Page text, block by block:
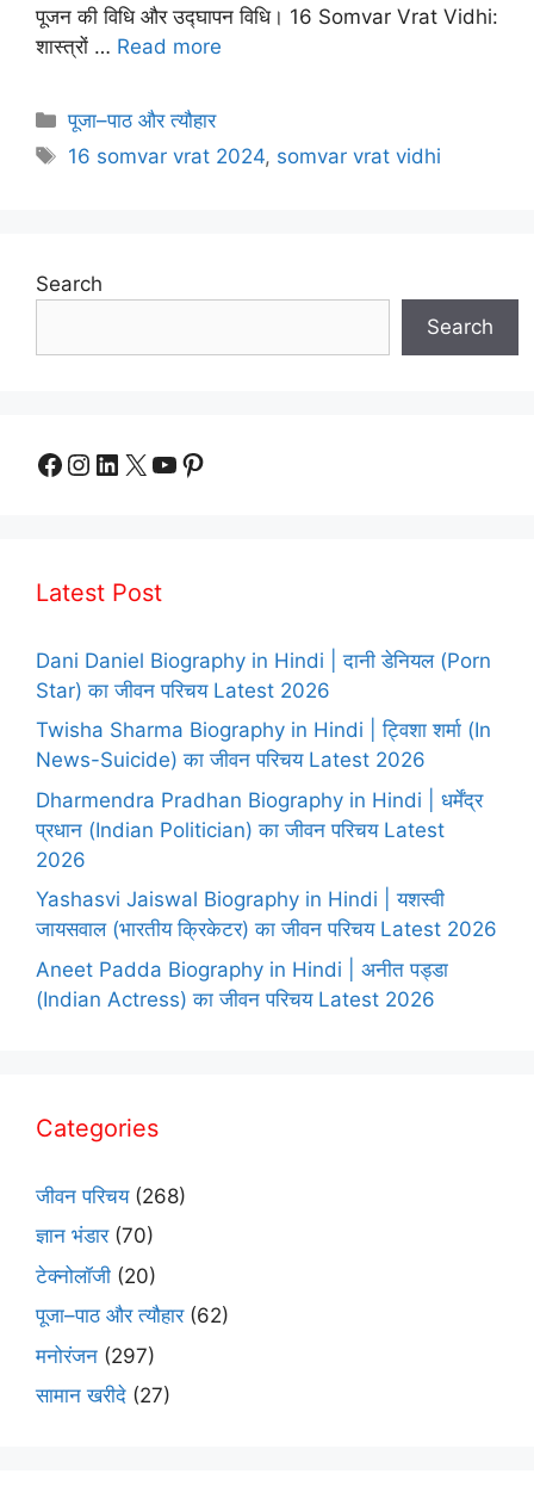
पूजन की विधि और उद्घापन विधि। 16 Somvar Vrat Vidhi:
शास्त्रों … Read more
Categories
पूजा–पाठ और त्यौहार
Tags
16 somvar vrat 2024, somvar vrat vidhi
Search
Search
Facebook
Instagram
LinkedIn
X YouTube
Pinterest
Latest Post
Dani Daniel Biography in Hindi | दानी डेनियल (Porn
Star) का जीवन परिचय Latest 2026
Twisha Sharma Biography in Hindi | ट्विशा शर्मा (In
News-Suicide) का जीवन परिचय Latest 2026
Dharmendra Pradhan Biography in Hindi | धर्मेंद्र
प्रधान (Indian Politician) का जीवन परिचय Latest
2026
Yashasvi Jaiswal Biography in Hindi | यशस्वी
जायसवाल (भारतीय क्रिकेटर) का जीवन परिचय Latest 2026
Aneet Padda Biography in Hindi | अनीत पड्डा
(Indian Actress) का जीवन परिचय Latest 2026
Categories
जीवन परिचय(268)
ज्ञान भंडार(70)
टेक्नोलॉजी (20)
पूजा–पाठ और त्यौहार(62)
मनोरंजन (297)
सामान खरीदे (27)